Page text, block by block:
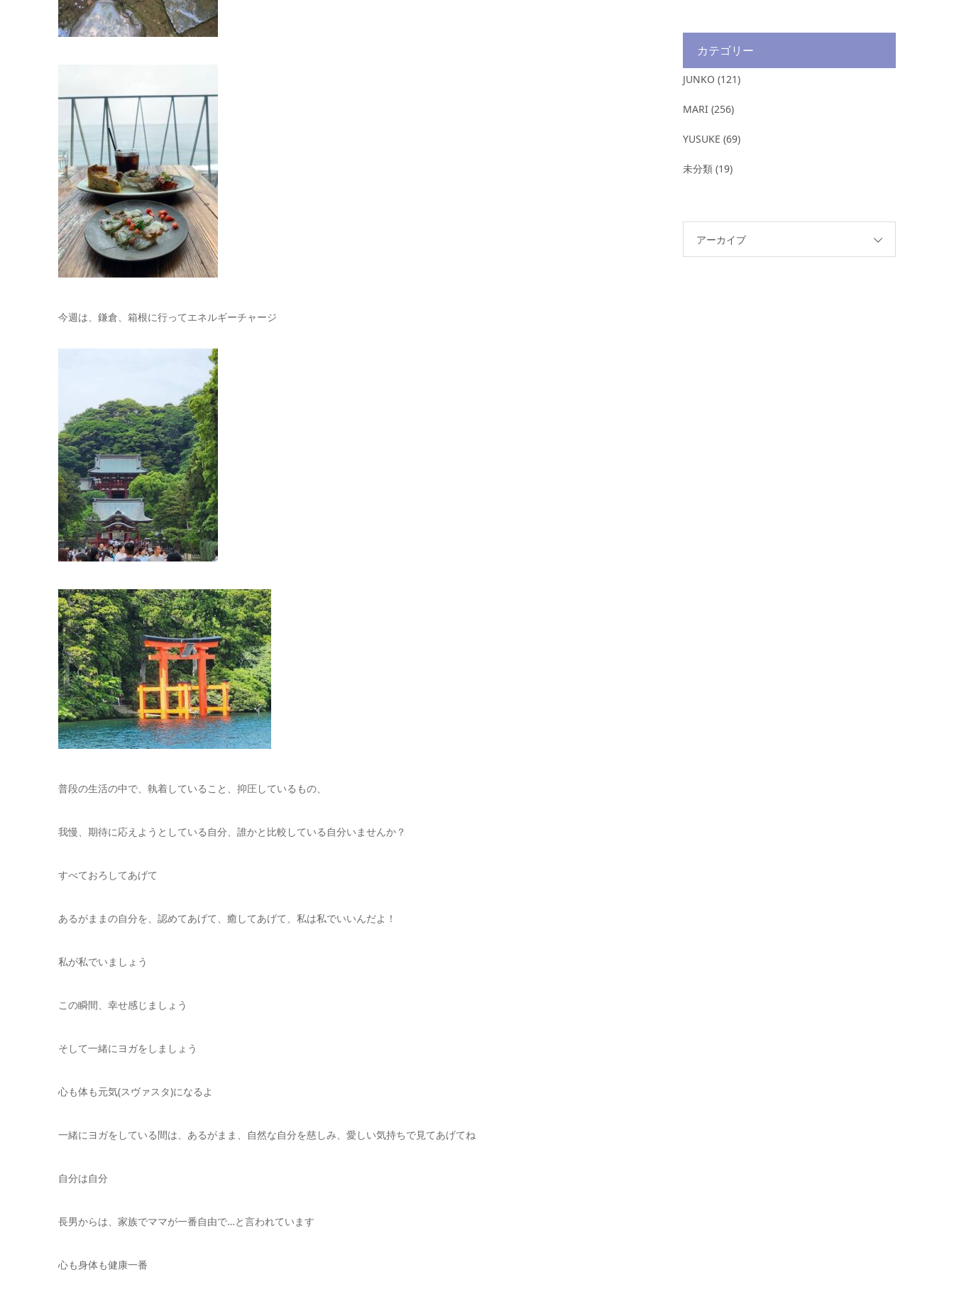
今週は、鎌倉、箱根に行ってエネルギーチャージ
普段の生活の中で、執着していること、抑圧しているもの、
我慢、期待に応えようとしている自分、誰かと比較している自分いませんか？
すべておろしてあげて
あるがままの自分を、認めてあげて、癒してあげて、私は私でいいんだよ！
私が私でいましょう
この瞬間、幸せ感じましょう
そして一緒にヨガをしましょう
心も体も元気(スヴァスタ)になるよ
一緒にヨガをしている間は、あるがまま、自然な自分を慈しみ、愛しい気持ちで見てあげてね
自分は自分
長男からは、家族でママが一番自由で…と言われています
心も身体も健康一番
カテゴリー
JUNKO (121)
MARI (256)
YUSUKE (69)
未分類 (19)
アーカイブ